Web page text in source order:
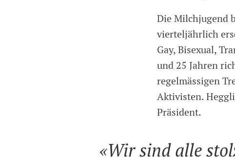
Die Milchjugend
vierteljährlich
Gay, Bisexual,
und 25 Jahren
regelmässigen
Aktivisten.
Präsident.
«Wir sind alle